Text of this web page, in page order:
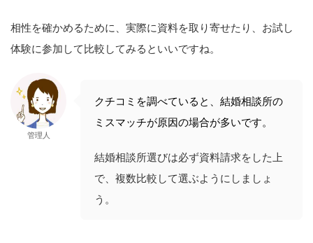
相性を確かめるために、実際に資料を取り寄せたり、お試し
体験に参加して比較してみるといいですね。
管理人
クチコミを調べていると、結婚相談所の
ミスマッチが原因の場合が多いです。
結婚相談所選びは必ず資料請求をした上
で、複数比較して選ぶようにしましょ
う。